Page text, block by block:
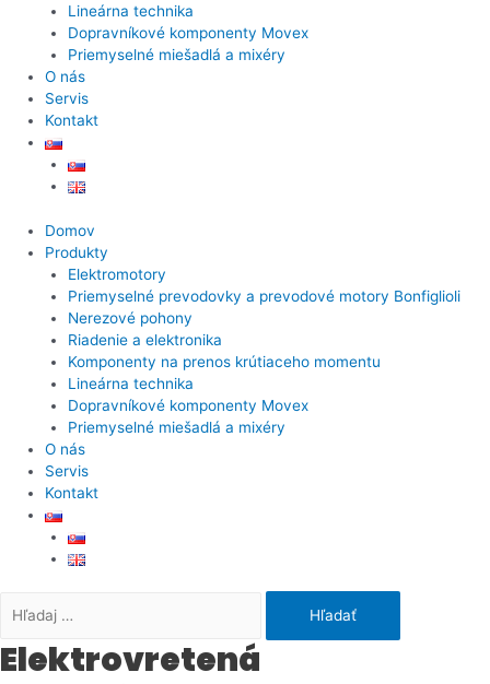
Lineárna technika
Dopravníkové komponenty Movex
Priemyselné miešadlá a mixéry
O nás
Servis
Kontakt
Domov
Produkty
Elektromotory
Priemyselné prevodovky a prevodové motory Bonfiglioli
Nerezové pohony
Riadenie a elektronika
Komponenty na prenos krútiaceho momentu
Lineárna technika
Dopravníkové komponenty Movex
Priemyselné miešadlá a mixéry
O nás
Servis
Kontakt
for:
Elektrovretená